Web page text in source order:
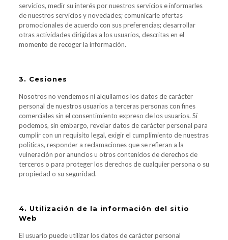
servicios, medir su interés por nuestros servicios e informarles
de nuestros servicios y novedades; comunicarle ofertas
promocionales de acuerdo con sus preferencias; desarrollar
otras actividades dirigidas a los usuarios, descritas en el
momento de recoger la información.
3. Cesiones
Nosotros no vendemos ni alquilamos los datos de carácter
personal de nuestros usuarios a terceras personas con fines
comerciales sin el consentimiento expreso de los usuarios. Sí
podemos, sin embargo, revelar datos de carácter personal para
cumplir con un requisito legal, exigir el cumplimiento de nuestras
políticas, responder a reclamaciones que se refieran a la
vulneración por anuncios u otros contenidos de derechos de
terceros o para proteger los derechos de cualquier persona o su
propiedad o su seguridad.
4. Utilización de la información del sitio
Web
El usuario puede utilizar los datos de carácter personal